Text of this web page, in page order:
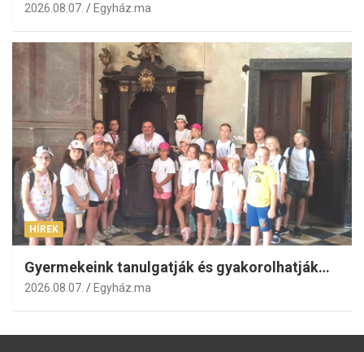
2026.08.07. Egyház.ma
HÍREK
Gyermekeink tanulgatják és gyakorolhatják…
2026.08.07. Egyház.ma